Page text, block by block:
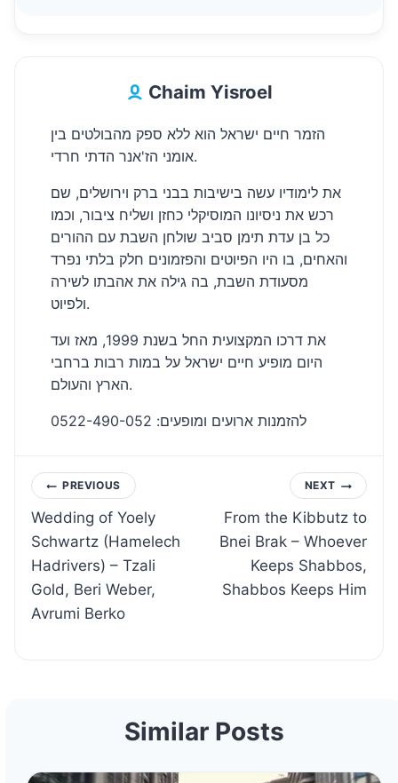
Chaim Yisroel
הזמר חיים ישראל הוא ללא ספק מהבולטים בין
אומני הז'אנר הדתי חרדי.
את לימודיו עשה בישיבות בבני ברק וירושלים, שם
רכש את ניסיונו המוסיקלי כחזן ושליח ציבור, וכמו
כל בן עדת תימן סביב שולחן השבת עם ההורים
והאחים, בו היו הפיוטים והפזמונים חלק בלתי נפרד
מסעודת השבת, בה גילה את אהבתו לשירה
ולפיוט.
את דרכו המקצועית החל בשנת 1999, מאז ועד
היום מופיע חיים ישראל על במות רבות ברחבי
הארץ והעולם.
להזמנות ארועים ומופעים: 0522-490-052
Post
navigation
PREVIOUS
Wedding of Yoely
Schwartz (Hamelech
Hadrivers) – Tzali
Gold, Beri Weber,
Avrumi Berko
NEXT
From the Kibbutz to
Bnei Brak – Whoever
Keeps Shabbos,
Shabbos Keeps Him
Similar Posts